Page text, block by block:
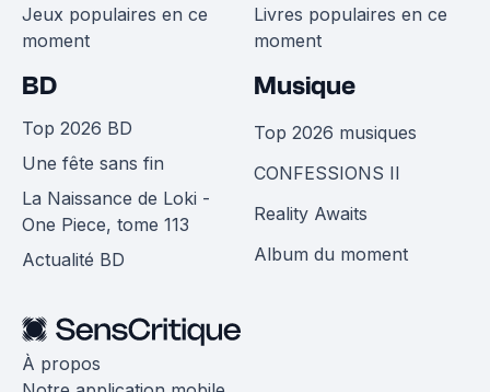
Jeux populaires en ce
moment
Livres populaires en ce
moment
BD
Top 2026 BD
Une fête sans fin
La Naissance de Loki -
One Piece, tome 113
Actualité BD
Musique
Top 2026 musiques
CONFESSIONS II
Reality Awaits
Album du moment
À propos